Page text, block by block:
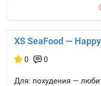
XS SeaFood —
0 0
Для: похудения —